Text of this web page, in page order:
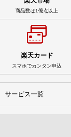
商品数は1億点以上
楽天カード
スマホでカンタン申込
サービス一覧